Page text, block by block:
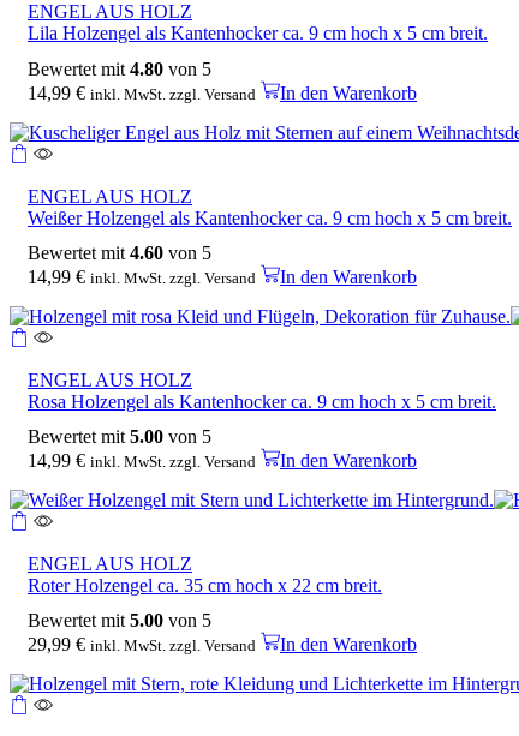
ENGEL AUS HOLZ
Lila Holzengel als Kantenhocker ca. 9 cm hoch x 5 cm breit.
Bewertet mit 4.80 von 5
14,99 € inkl. MwSt. zzgl. Versand In den Warenkorb
ENGEL AUS HOLZ
Weißer Holzengel als Kantenhocker ca. 9 cm hoch x 5 cm breit.
Bewertet mit 4.60 von 5
14,99 € inkl. MwSt. zzgl. Versand In den Warenkorb
ENGEL AUS HOLZ
Rosa Holzengel als Kantenhocker ca. 9 cm hoch x 5 cm breit.
Bewertet mit 5.00 von 5
14,99 € inkl. MwSt. zzgl. Versand In den Warenkorb
ENGEL AUS HOLZ
Roter Holzengel ca. 35 cm hoch x 22 cm breit.
Bewertet mit 5.00 von 5
29,99 € inkl. MwSt. zzgl. Versand In den Warenkorb